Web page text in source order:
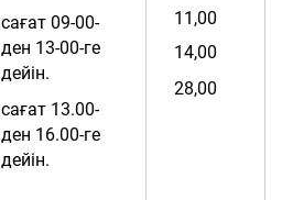
сағат 09-00-
ден 13-00-ге
дейін.
сағат 13.00-
ден 16.00-ге
дейін.
11,00
14,00
28,00